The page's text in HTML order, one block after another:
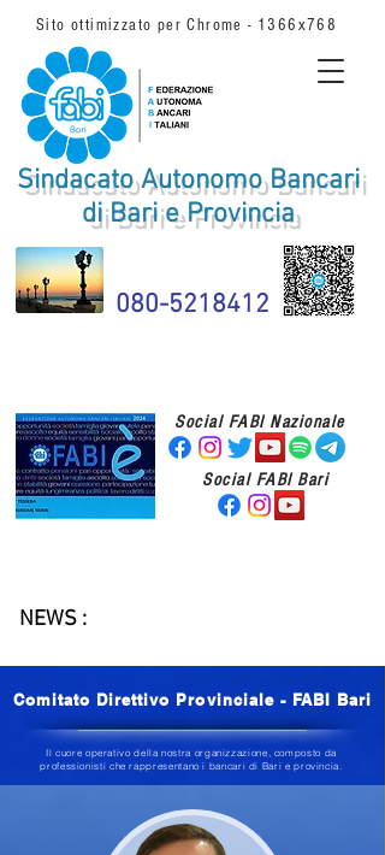
Sito ottimizzato per Chrome - 1366x768
Sindacato Autonomo Bancari
di Bari e Provincia
080-5218412
NEWS :
Social FABI Nazionale
Social FABI Bari
Comitato Direttivo Provinciale - FABI Bari
Il cuore operativo della nostra organizzazione, composto da
professionisti che rappresentano i bancari di Bari e provincia.